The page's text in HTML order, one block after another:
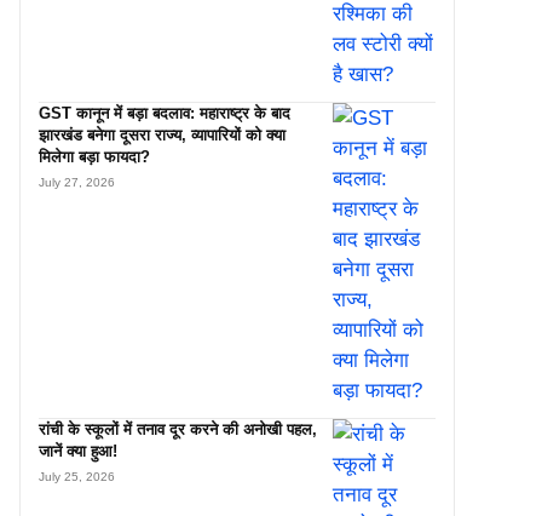
GST कानून में बड़ा बदलाव: महाराष्ट्र के बाद
झारखंड बनेगा दूसरा राज्य, व्यापारियों को क्या
मिलेगा बड़ा फायदा?
July 27, 2026
रांची के स्कूलों में तनाव दूर करने की अनोखी पहल,
जानें क्या हुआ!
July 25, 2026